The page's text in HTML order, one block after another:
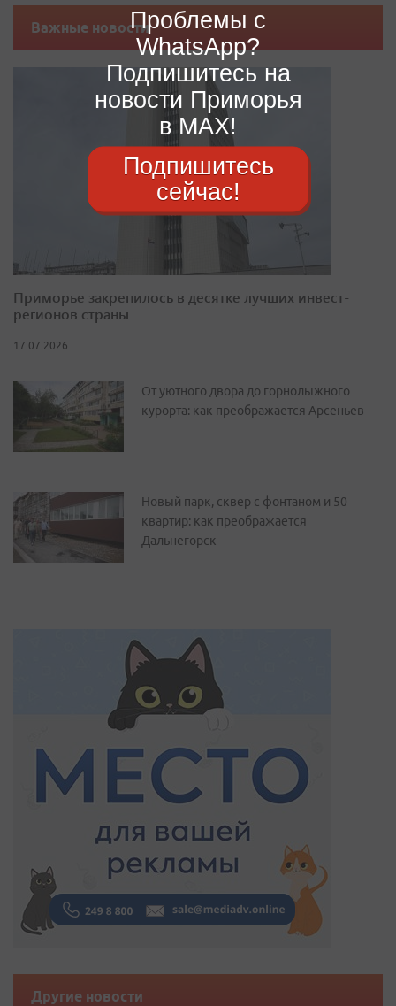
Важные новости
Приморье закрепилось в десятке лучших инвест-
регионов страны
17.07.2026
От уютного двора до горнолыжного
курорта: как преображается Арсеньев
Новый парк, сквер с фонтаном и 50
квартир: как преображается
Дальнегорск
Другие новости
Проблемы с
WhatsApp?
Подпишитесь на
новости Приморья
в MAX!
Подпишитесь
сейчас!